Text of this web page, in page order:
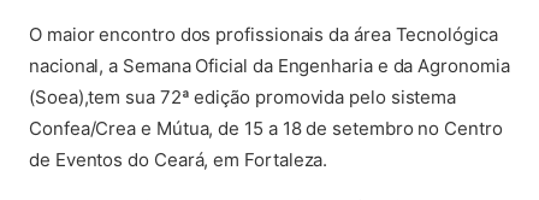
O maior encontro dos profissionais da área Tecnológica
nacional, a Semana Oficial da Engenharia e da Agronomia
(Soea),tem sua 72ª edição promovida pelo sistema
Confea/Crea e Mútua, de 15 a 18 de setembro no Centro
de Eventos do Ceará, em Fortaleza.